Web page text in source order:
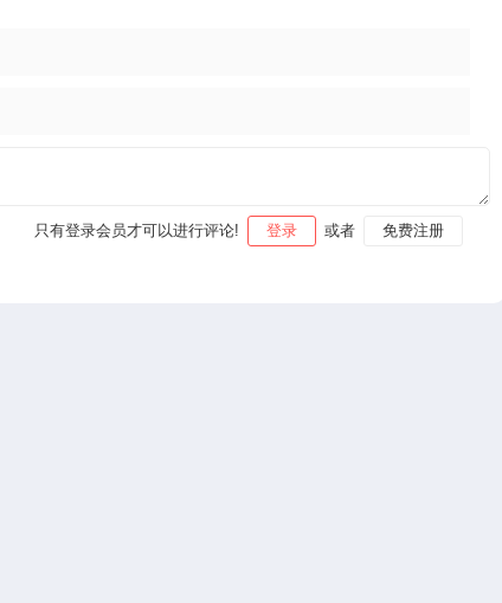
只有登录会员才可以进行评论! 登录 或者 免费注册